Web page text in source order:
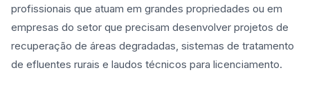
profissionais que atuam em grandes propriedades ou em
empresas do setor que precisam desenvolver projetos de
recuperação de áreas degradadas, sistemas de tratamento
de efluentes rurais e laudos técnicos para licenciamento.